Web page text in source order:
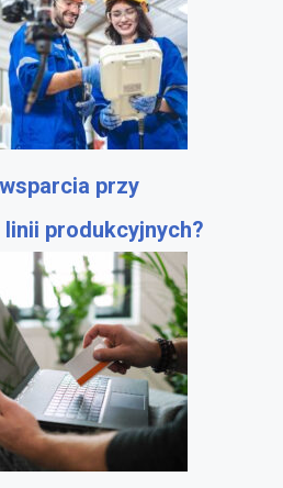
przy
produkcyjnych?